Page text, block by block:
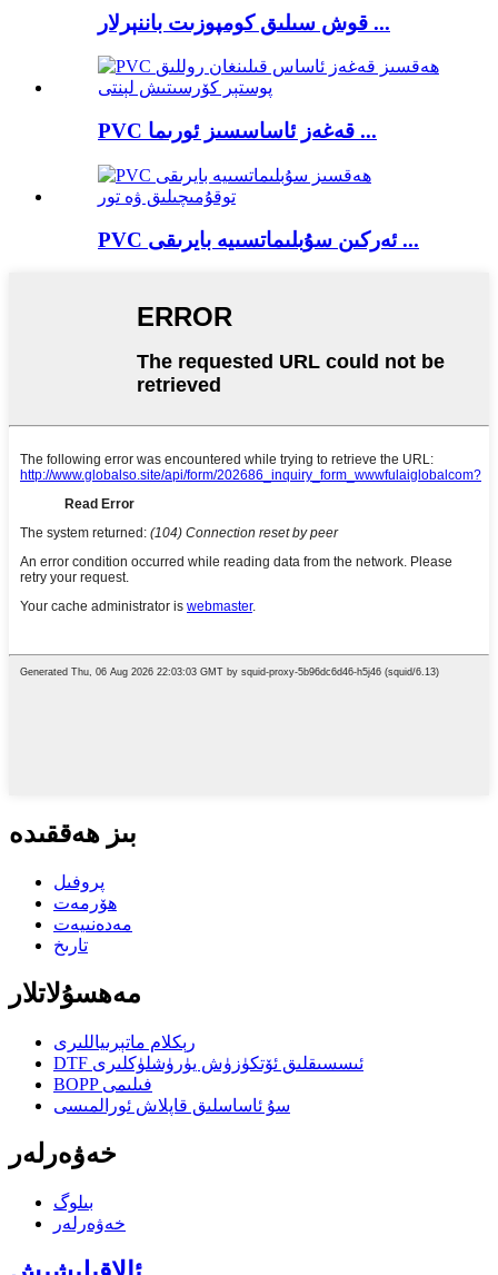
قوش سىلىق كومپوزىت باننېرلار ...
PVC قەغەز ئاساسسىز ئورىما ...
PVC ئەركىن سۇبلىماتسىيە بايرىقى ...
بىز ھەققىدە
پروفىل
ھۆرمەت
مەدەنىيەت
تارىخ
مەھسۇلاتلار
رېكلام ماتېرىياللىرى
DTF ئىسسىقلىق ئۆتكۈزۈش يۈرۈشلۈكلىرى
BOPP فىلىمى
سۇ ئاساسلىق قاپلاش ئورالمىسى
خەۋەرلەر
بىلوگ
خەۋەرلەر